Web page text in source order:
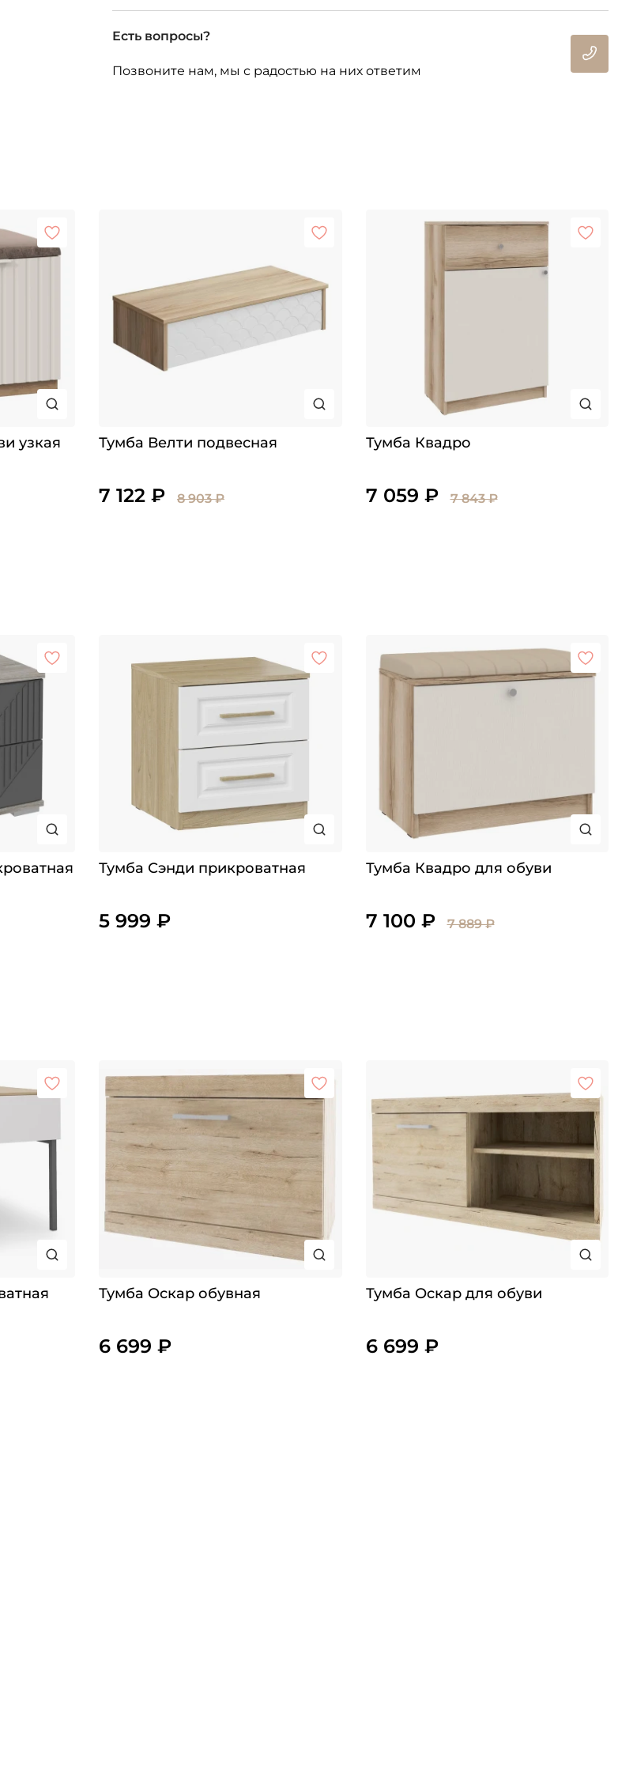
Есть вопросы?
Позвоните нам, мы с радостью на них ответим
узкая Тумба Велти подвесная
7 122 ₽ 8 903 ₽
Тумба Квадро
7 059 ₽ 7 843 ₽
Тумба Сэнди прикроватная
5 999 ₽
Тумба Квадро для обуви
7 100 ₽ 7 889 ₽
Тумба Оскар обувная
6 699 ₽
Тумба Оскар для обуви
6 699 ₽